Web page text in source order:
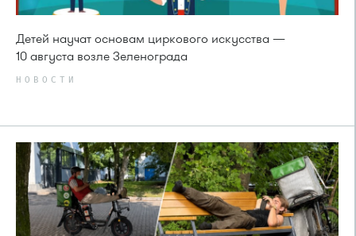
Детей научат основам циркового искусства —
10 августа возле Зеленограда
НОВОСТИ